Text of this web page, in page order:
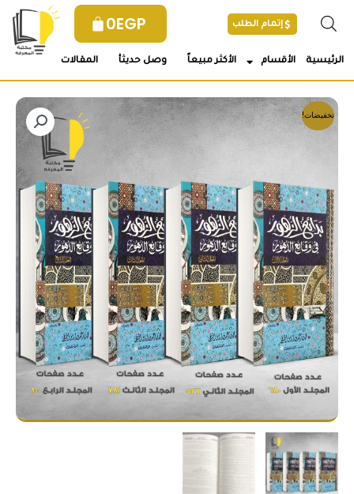
0EGP إتمام الطلب
الرئيسية الأقسام الأكثر مبيعاً وصل حديثأ المقالات
تخفيضات!